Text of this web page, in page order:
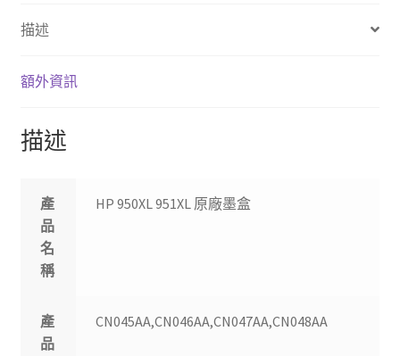
描述
額外資訊
描述
產
品
名
稱
HP 950XL 951XL 原廠墨盒
產
品
CN045AA,CN046AA,CN047AA,CN048AA